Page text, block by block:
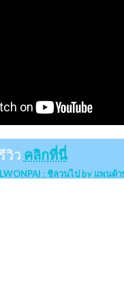
วิว คลิกที่นี่
: ชิลวนไป by แพนด้